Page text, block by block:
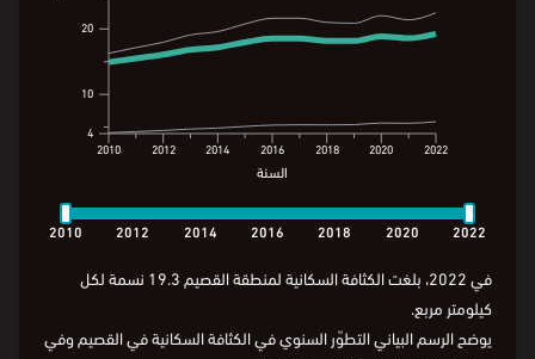
20
10
4
2010 2012 2014 2016 2018 2020 2022
السنة 2010 2012 2014 2016 2018 2020 2022
2010 2012 2014 2016 2018 2020 2022
السنة
20
10
4
في 2022، بلغت الكثافة السكانية لمنطقة القصيم 19.3 نسمة لكل
كيلومتر مربع.
يوضح الرسم البياني التطوّر السنوي في الكثافة السكانية في القصيم وفي